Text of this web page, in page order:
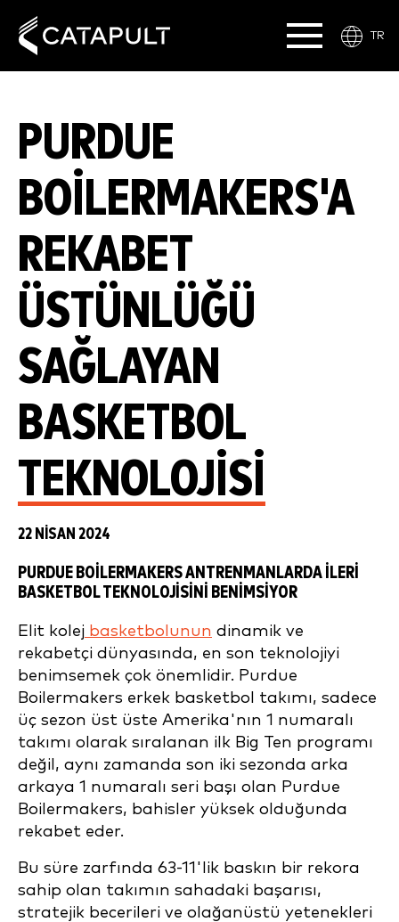
TR
PURDUE
BOILERMAKERS'A
REKABET
ÜSTÜNLÜĞÜ
SAĞLAYAN
BASKETBOL
TEKNOLOJISI
22 NISAN 2024
PURDUE BOILERMAKERS ANTRENMANLARDA İLERI
BASKETBOL TEKNOLOJISINI BENIMSIYOR
Elit kolej basketbolunun dinamik ve
rekabetçi dünyasında, en son teknolojiyi
benimsemek çok önemlidir. Purdue
Boilermakers erkek basketbol takımı, sadece
üç sezon üst üste Amerika'nın 1 numaralı
takımı olarak sıralanan ilk Big Ten programı
değil, aynı zamanda son iki sezonda arka
arkaya 1 numaralı seri başı olan Purdue
Boilermakers, bahisler yüksek olduğunda
rekabet eder.
Bu süre zarfında 63-11'lik baskın bir rekora
sahip olan takımın sahadaki başarısı,
stratejik becerileri ve olağanüstü yetenekleri